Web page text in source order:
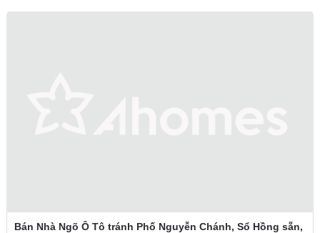
Bán Nhà Ngõ Ô Tô tránh Phố Nguyễn Chánh, Sổ Hồng sẵn,